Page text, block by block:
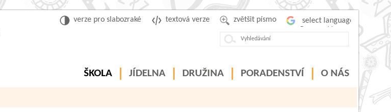
zvětšit písmo
textová verze
verze pro slabozraké
ŠKOLA JÍDELNA DRUŽINA PORADENSTVÍ O NÁS